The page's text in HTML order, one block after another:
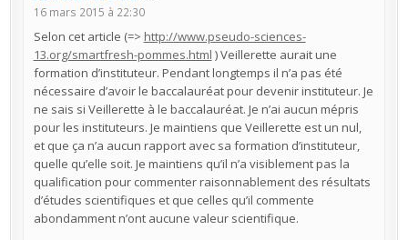
16 mars 2015 à 22:30
Selon cet article (=> http://www.pseudo-sciences-
13.org/smartfresh-pommes.html ) Veillerette aurait une
formation d’instituteur. Pendant longtemps il n’a pas été
nécessaire d’avoir le baccalauréat pour devenir instituteur. Je
ne sais si Veillerette à le baccalauréat. Je n’ai aucun mépris
pour les instituteurs. Je maintiens que Veillerette est un nul,
et que ça n’a aucun rapport avec sa formation d’instituteur,
quelle qu’elle soit. Je maintiens qu’il n’a visiblement pas la
qualification pour commenter raisonnablement des résultats
d’études scientifiques et que celles qu’il commente
abondamment n’ont aucune valeur scientifique.